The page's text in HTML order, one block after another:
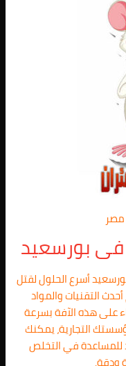
فى بورسعيد
أسرع الحلول لقتل
التقنيات والمواد
على هذه الآفة بسرعة
التجارية، يمكنك
للمساعدة في التخلص
ودقة.